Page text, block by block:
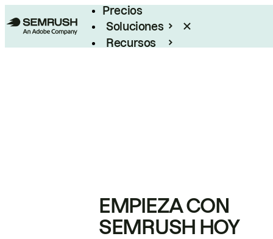
Precios
Soluciones
Recursos
EMPIEZA CON
SEMRUSH HOY